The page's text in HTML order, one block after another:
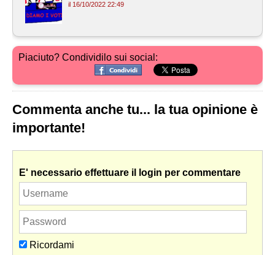
il 16/10/2022 22:49
Piaciuto? Condividilo sui social:
Commenta anche tu... la tua opinione è
importante!
E' necessario effettuare il login per commentare
Ricordami